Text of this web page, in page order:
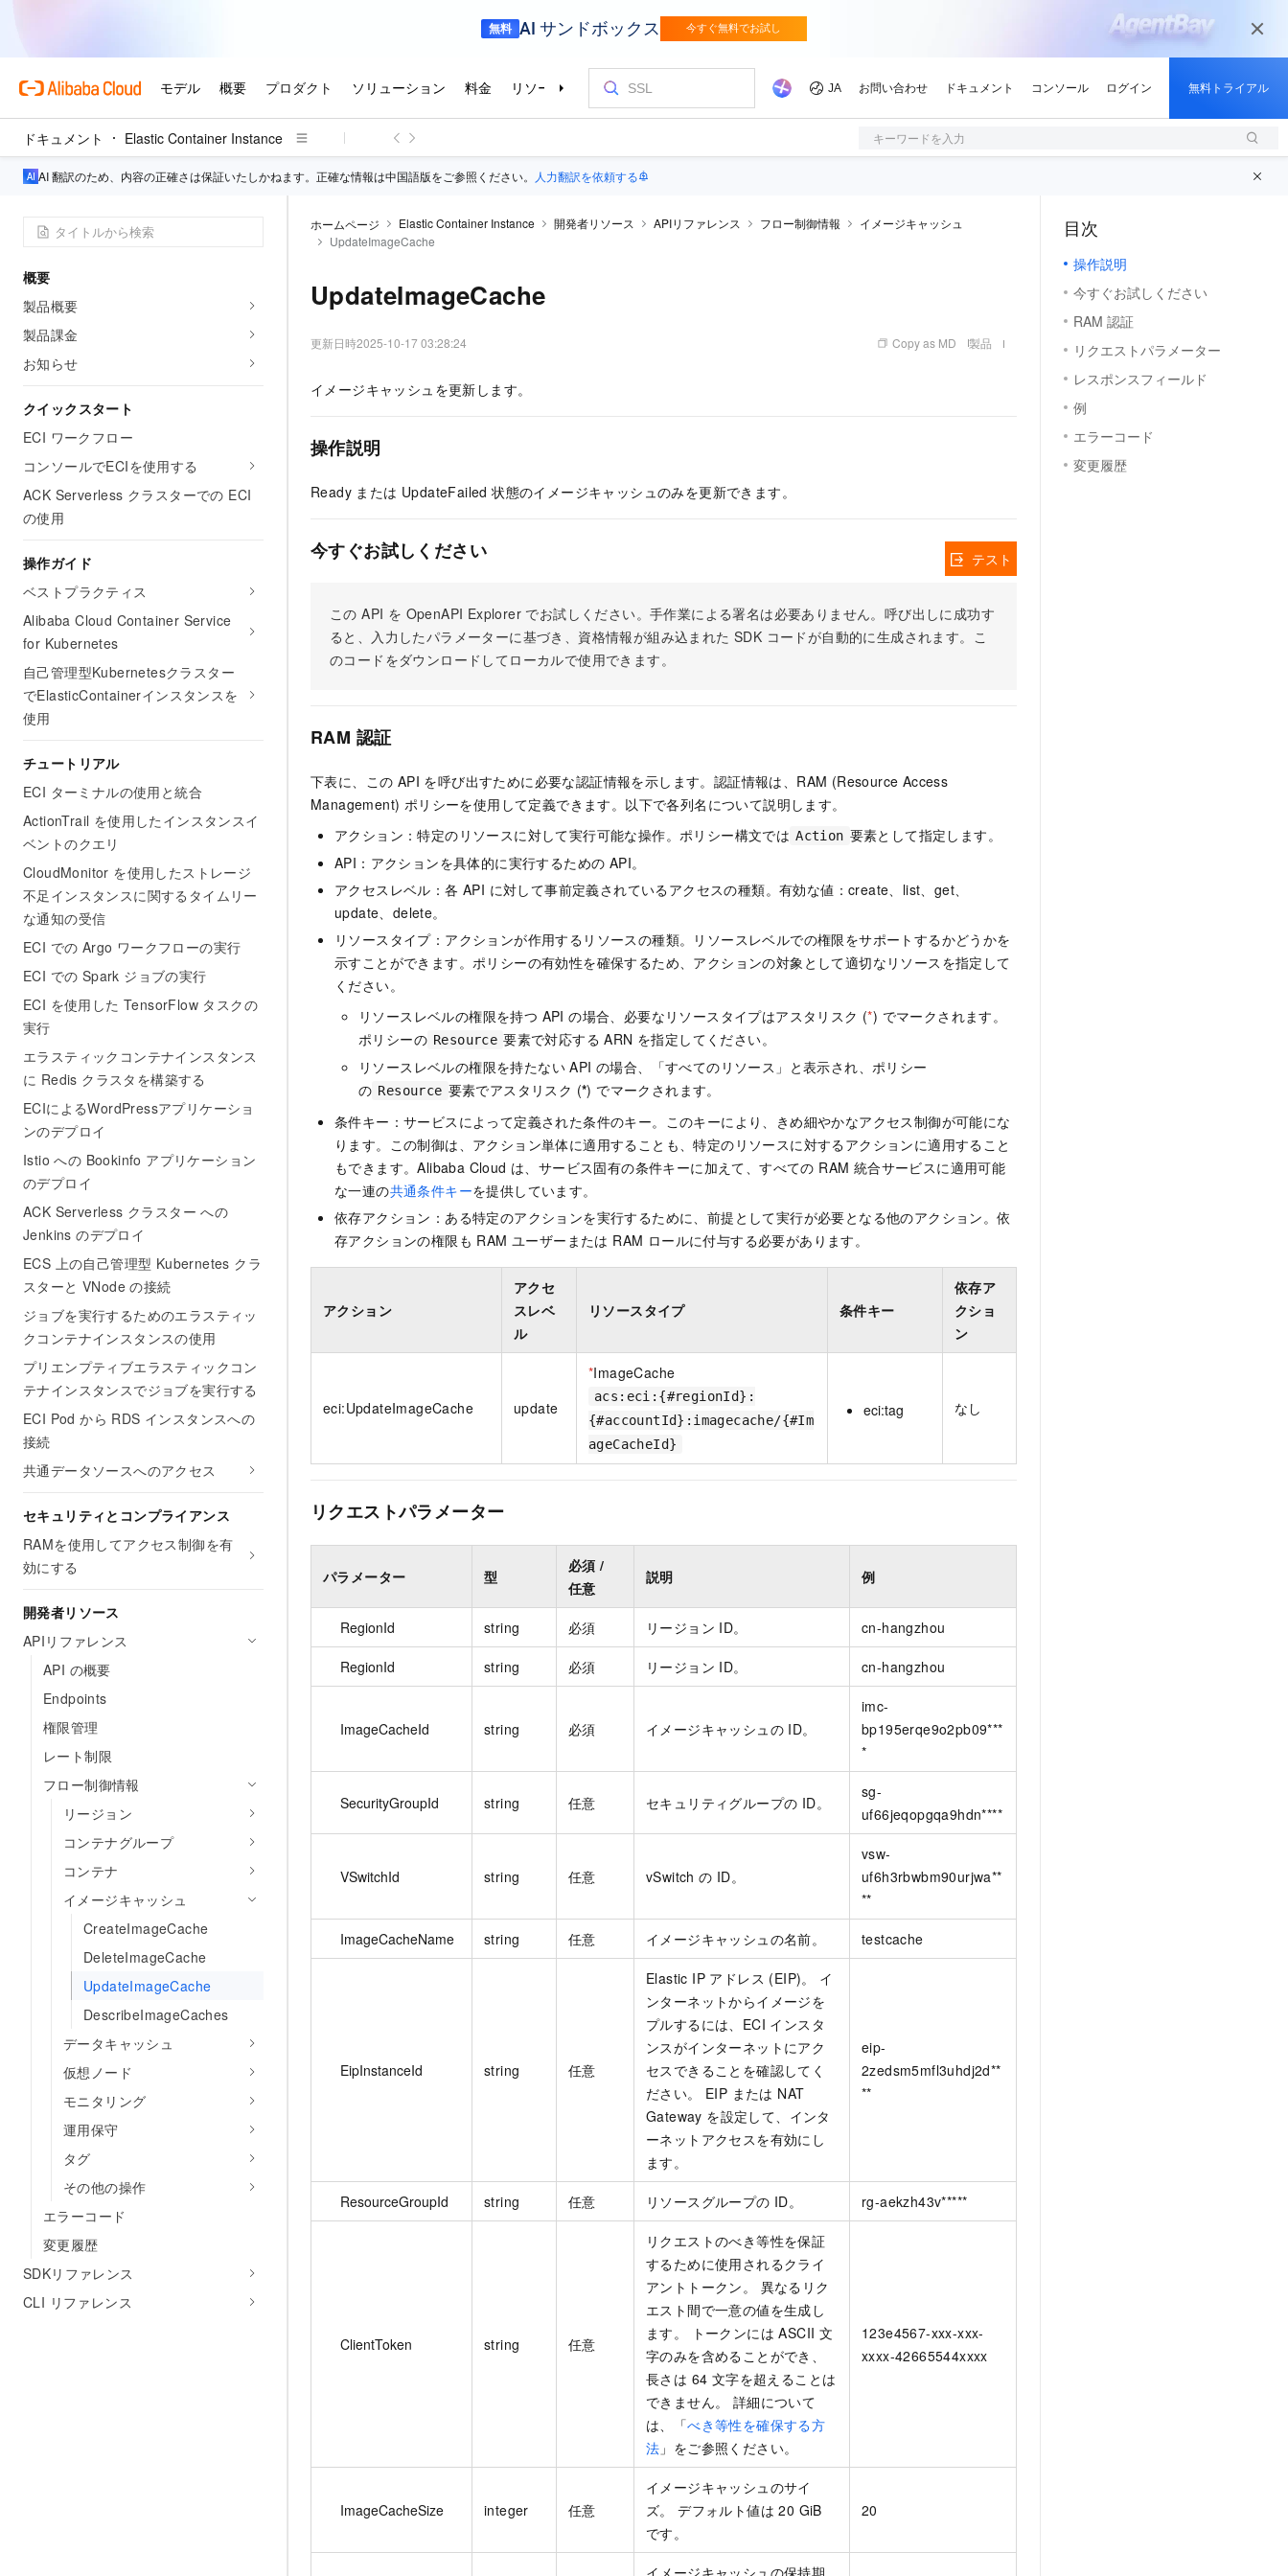
ドキュメント Elastic Container Instance キーワードを入力
AI 翻訳のため、内容の正確さは保証いたしかねます。正確な情報は中国語版をご参照ください。 人力翻訳を依頼する
概要
製品概要
製品課金
お知らせ
クイックスタート
ECI ワークフロー
コンソールでECIを使用する
ACK Serverless クラスターでの ECI
の使用
操作ガイド
ベストプラクティス
Alibaba Cloud Container Service
for Kubernetes
自己管理型Kubernetesクラスター
でElasticContainerインスタンスを
使用
チュートリアル
ECI ターミナルの使用と統合
ActionTrail を使用したインスタンスイ
ベントのクエリ
CloudMonitor を使用したストレージ
不足インスタンスに関するタイムリー
な通知の受信
ECI での Argo ワークフローの実行
ECI での Spark ジョブの実行
ECI を使用した TensorFlow タスクの
実行
エラスティックコンテナインスタンス
に Redis クラスタを構築する
ECIによるWordPressアプリケーショ
ンのデプロイ
Istio への Bookinfo アプリケーション
のデプロイ
ACK Serverless クラスター への
Jenkins のデプロイ
ECS 上の自己管理型 Kubernetes クラ
スターと VNode の接続
ジョブを実行するためのエラスティッ
クコンテナインスタンスの使用
プリエンプティブエラスティックコン
テナインスタンスでジョブを実行する
ECI Pod から RDS インスタンスへの
接続
共通データソースへのアクセス
セキュリティとコンプライアンス
RAMを使用してアクセス制御を有
効にする
開発者リソース
APIリファレンス
API の概要
Endpoints
権限管理
レート制限
フロー制御情報
リージョン
コンテナグループ
コンテナ
イメージキャッシュ
CreateImageCache
DeleteImageCache
UpdateImageCache
DescribeImageCaches
データキャッシュ
仮想ノード
モニタリング
運用保守
タグ
その他の操作
エラーコード
変更履歴
SDKリファレンス
CLI リファレンス
ホームページ Elastic Container Instance 開発者リソース APIリファレンス フロー制御情報
イメージキャッシュ
UpdateImageCache
UpdateImageCache
更新日時2025-10-17 03:28:24 Copy as MD 製品
イメージキャッシュを更新します。
操作説明
Ready または UpdateFailed 状態のイメージキャッシュのみを更新できます。
今すぐお試しください
この API を OpenAPI Explorer でお試しください。手作業による署名は必要ありません。呼び出しに成功す
ると、入力したパラメーターに基づき、資格情報が組み込まれた SDK コードが自動的に生成されます。こ
のコードをダウンロードしてローカルで使用できます。
テスト
RAM 認証
下表に、この API を呼び出すために必要な認証情報を示します。認証情報は、RAM (Resource Access
Management) ポリシーを使用して定義できます。以下で各列名について説明します。
アクション：特定のリソースに対して実行可能な操作。ポリシー構文では Action 要素として指定します。
API：アクションを具体的に実行するための API。
アクセスレベル：各 API に対して事前定義されているアクセスの種類。有効な値：create、list、get、
update、delete。
リソースタイプ：アクションが作用するリソースの種類。リソースレベルでの権限をサポートするかどうかを
示すことができます。ポリシーの有効性を確保するため、アクションの対象として適切なリソースを指定して
ください。
リソースレベルの権限を持つ API の場合、必要なリソースタイプはアスタリスク (*) でマークされます。
ポリシーの Resource 要素で対応する ARN を指定してください。
リソースレベルの権限を持たない API の場合、「すべてのリソース」と表示され、ポリシー
の Resource 要素でアスタリスク (*) でマークされます。
条件キー：サービスによって定義された条件のキー。このキーにより、きめ細やかなアクセス制御が可能にな
ります。この制御は、アクション単体に適用することも、特定のリソースに対するアクションに適用すること
もできます。Alibaba Cloud は、サービス固有の条件キーに加えて、すべての RAM 統合サービスに適用可能
な一連の共通条件キーを提供しています。
依存アクション：ある特定のアクションを実行するために、前提として実行が必要となる他のアクション。依
存アクションの権限も RAM ユーザーまたは RAM ロールに付与する必要があります。
アクション
アクセ
スレベ
ル
リソースタイプ 条件キー
依存ア
クショ
ン
eci:UpdateImageCache update
*ImageCache
acs:eci:{#regionId}:
{#accountId}:imagecache/{#Im
ageCacheId}
eci:tag なし
リクエストパラメーター
パラメーター 型
必須 /
任意
説明 例
RegionId string 必須 リージョン ID。 cn-hangzhou
RegionId string 必須 リージョン ID。 cn-hangzhou
ImageCacheId string 必須 イメージキャッシュの ID。
imc-
bp195erqe9o2pb09***
*
SecurityGroupId string 任意 セキュリティグループの ID。
sg-
uf66jeqopgqa9hdn****
VSwitchId string 任意 vSwitch の ID。
vsw-
uf6h3rbwbm90urjwa**
**
ImageCacheName string 任意 イメージキャッシュの名前。 testcache
EipInstanceId string 任意
Elastic IP アドレス (EIP)。 イ
ンターネットからイメージを
プルするには、ECI インスタ
ンスがインターネットにアク
セスできることを確認してく
ださい。 EIP または NAT
Gateway を設定して、インタ
ーネットアクセスを有効にし
ます。
eip-
2zedsm5mfl3uhdj2d**
**
ResourceGroupId string 任意 リソースグループの ID。 rg-aekzh43v*****
ClientToken string 任意
リクエストのべき等性を保証
するために使用されるクライ
アントトークン。 異なるリク
エスト間で一意の値を生成し
ます。 トークンには ASCII 文
字のみを含めることができ、
長さは 64 文字を超えることは
できません。 詳細について
は、「べき等性を確保する方
法 」をご参照ください。
123e4567-xxx-xxx-
xxxx-42665544xxxx
ImageCacheSize integer 任意
イメージキャッシュのサイ
ズ。 デフォルト値は 20 GiB
です。
20
イメージキャッシュの保持期
目次
操作説明
今すぐお試しください
RAM 認証
リクエストパラメーター
レスポンスフィールド
例
エラーコード
変更履歴